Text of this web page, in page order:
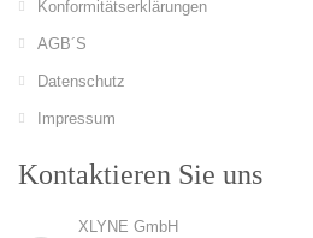
Konformitätserklärungen
AGB´S
Datenschutz
Impressum
Kontaktieren Sie uns
XLYNE GmbH